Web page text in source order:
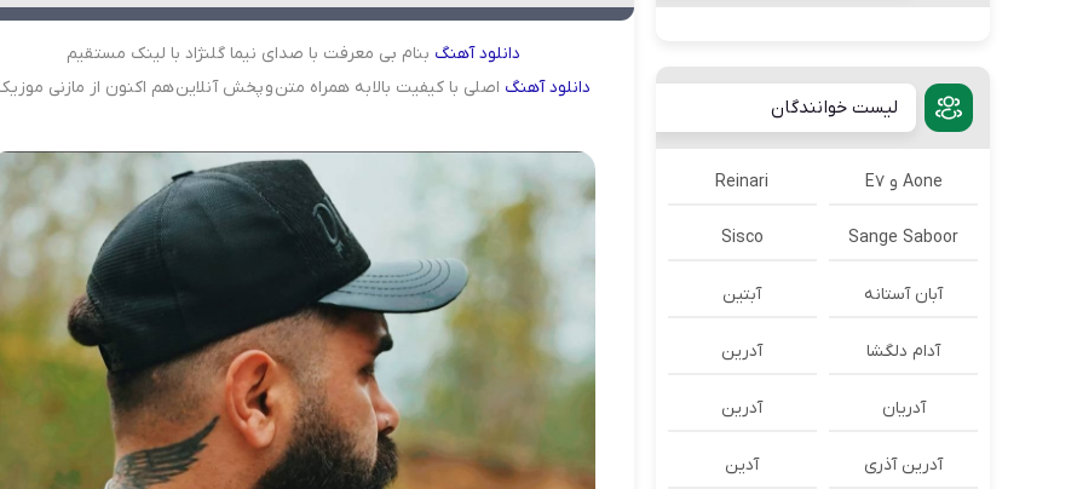
دانلودآهنگ بنام بی معرفت با صدای نیما گلنژاد با لینک مستقیم
دانلودآهنگ اصلی با کیفیت بالا به همراه متن و پخش آنلاین هم اکنون از مازنی
لیست خوانندگان
Aone و E7 Reinari
Sange Saboor
Sisco
آبان آستانه آبتین
آدام دلگشا آدرين
آدریان آدرین
آدرین آذری آدین